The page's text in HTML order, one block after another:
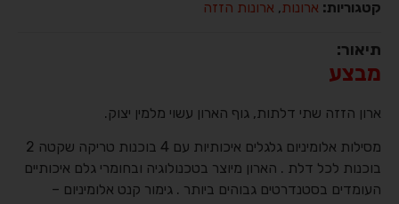
קטגוריות: ארונות, ארונות הזזה
תיאור:
מבצע
ארון הזזה שתי דלתות, גוף הארון עשוי מלמין יצוק.
מסילות אלומיניום גלגלים איכותיות עם 4 בוכנות טריקה שקטה 2
בוכנות לכל דלת . הארון מיוצר בטכנולוגיה ובחומרי גלם איכותיים
העומדים בסטנדרטים גבוהים ביותר . גימור קנט אלומיניום –